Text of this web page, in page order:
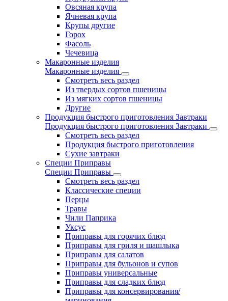
Овсяная крупа
Ячневая крупа
Крупы другие
Горох
Фасоль
Чечевица
Макаронные изделия
Макаронные изделия
Смотреть весь раздел
Из твердых сортов пшеницы
Из мягких сортов пшеницы
Другие
Продукция быстрого приготовления Завтраки
Продукция быстрого приготовления Завтраки
Смотреть весь раздел
Продукция быстрого приготовления
Сухие завтраки
Специи Приправы
Специи Приправы
Смотреть весь раздел
Классические специи
Перцы
Травы
Чили Паприка
Уксус
Приправы для горячих блюд
Приправы для гриля и шашлыка
Приправы для салатов
Приправы для бульонов и супов
Приправы универсальные
Приправы для сладких блюд
Приправы для консервирования/